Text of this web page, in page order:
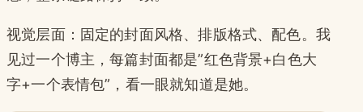
视觉层面：固定的封面风格、排版格式、配色。我
见过一个博主，每篇封面都是”红色背景+白色大
字+一个表情包”，看一眼就知道是她。